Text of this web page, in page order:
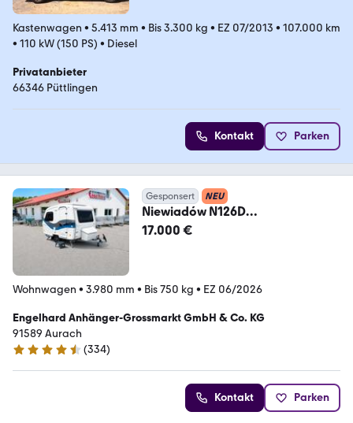
Kastenwagen • 5.413 mm • Bis 3.300 kg • EZ 07/2013 • 107.000 km
• 110 kW (150 PS) • Diesel
Privatanbieter
66346 Püttlingen
Kontakt Parken
Gesponsert NEU
Niewiadów N126D
Sonderausstattung; unbenutzter
17.000 €
Wohnwagen • 3.980 mm • Bis 750 kg • EZ 06/2026
Engelhard Anhänger-Grossmarkt GmbH & Co. KG
91589 Aurach
4.6 Sterne
(334)
Kontakt Parken